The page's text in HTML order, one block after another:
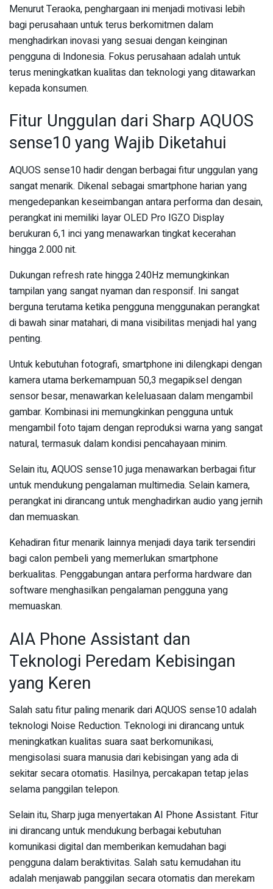
Menurut Teraoka, penghargaan ini menjadi motivasi lebih
bagi perusahaan untuk terus berkomitmen dalam
menghadirkan inovasi yang sesuai dengan keinginan
pengguna di Indonesia. Fokus perusahaan adalah untuk
terus meningkatkan kualitas dan teknologi yang ditawarkan
kepada konsumen.
Fitur Unggulan dari Sharp AQUOS
sense10 yang Wajib Diketahui
AQUOS sense10 hadir dengan berbagai fitur unggulan yang
sangat menarik. Dikenal sebagai smartphone harian yang
mengedepankan keseimbangan antara performa dan desain,
perangkat ini memiliki layar OLED Pro IGZO Display
berukuran 6,1 inci yang menawarkan tingkat kecerahan
hingga 2.000 nit.
Dukungan refresh rate hingga 240Hz memungkinkan
tampilan yang sangat nyaman dan responsif. Ini sangat
berguna terutama ketika pengguna menggunakan perangkat
di bawah sinar matahari, di mana visibilitas menjadi hal yang
penting.
Untuk kebutuhan fotografi, smartphone ini dilengkapi dengan
kamera utama berkemampuan 50,3 megapiksel dengan
sensor besar, menawarkan keleluasaan dalam mengambil
gambar. Kombinasi ini memungkinkan pengguna untuk
mengambil foto tajam dengan reproduksi warna yang sangat
natural, termasuk dalam kondisi pencahayaan minim.
Selain itu, AQUOS sense10 juga menawarkan berbagai fitur
untuk mendukung pengalaman multimedia. Selain kamera,
perangkat ini dirancang untuk menghadirkan audio yang jernih
dan memuaskan.
Kehadiran fitur menarik lainnya menjadi daya tarik tersendiri
bagi calon pembeli yang memerlukan smartphone
berkualitas. Penggabungan antara performa hardware dan
software menghasilkan pengalaman pengguna yang
memuaskan.
AIA Phone Assistant dan
Teknologi Peredam Kebisingan
yang Keren
Salah satu fitur paling menarik dari AQUOS sense10 adalah
teknologi Noise Reduction. Teknologi ini dirancang untuk
meningkatkan kualitas suara saat berkomunikasi,
mengisolasi suara manusia dari kebisingan yang ada di
sekitar secara otomatis. Hasilnya, percakapan tetap jelas
selama panggilan telepon.
Selain itu, Sharp juga menyertakan AI Phone Assistant. Fitur
ini dirancang untuk mendukung berbagai kebutuhan
komunikasi digital dan memberikan kemudahan bagi
pengguna dalam beraktivitas. Salah satu kemudahan itu
adalah menjawab panggilan secara otomatis dan merekam